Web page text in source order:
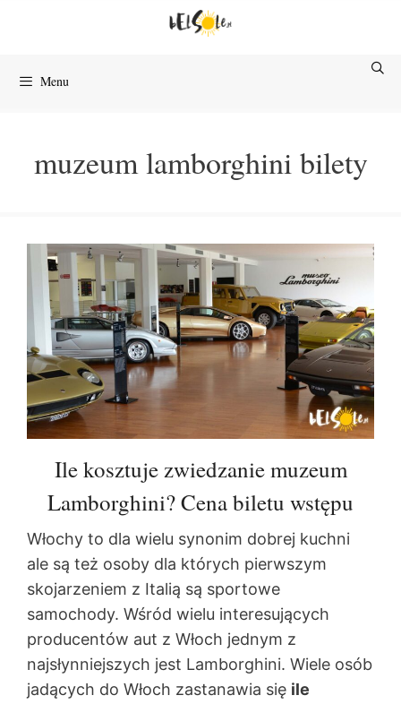
Menu
muzeum lamborghini bilety
Ile kosztuje zwiedzanie muzeum
Lamborghini? Cena biletu wstępu
Włochy to dla wielu synonim dobrej kuchni
ale są też osoby dla których pierwszym
skojarzeniem z Italią są sportowe
samochody. Wśród wielu interesujących
producentów aut z Włoch jednym z
najsłynniejszych jest Lamborghini. Wiele osób
jadących do Włoch zastanawia się ile